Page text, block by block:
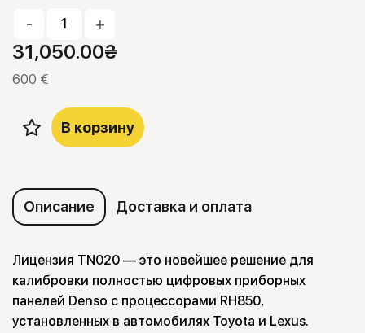
- +
31,050.00₴
600 €
В корзину
Описание Доставка и оплата
Лицензия TN020 — это новейшее решение для
калибровки полностью цифровых приборных
панелей Denso с процессорами RH850,
установленных в автомобилях Toyota и Lexus.